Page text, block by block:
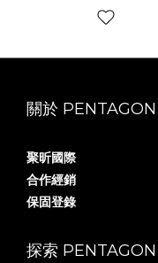
關於 PENTAGON
聚昕國際
合作經銷
保固登錄
探索 PENTAGON